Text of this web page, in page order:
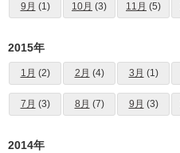
9月 (1) 10月 (3) 11月 (5)
2015年
1月 (2) 2月 (4) 3月 (1)
7月 (3) 8月 (7) 9月 (3)
2014年